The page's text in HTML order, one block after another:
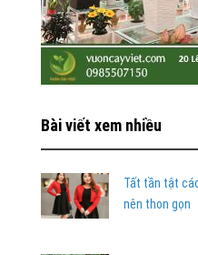
Bài viết xem nhiều
Tất tần tật
nên thon gọn